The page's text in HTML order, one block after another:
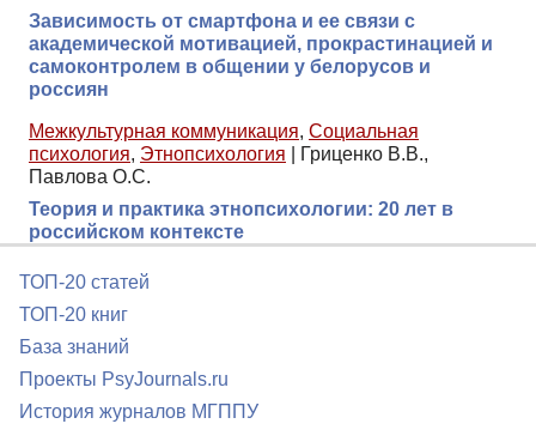
Зависимость от смартфона и ее связи c
академической мотивацией, прокрастинацией и
самоконтролем в общении у белорусов и
россиян
Межкультурная коммуникация, Социальная
психология, Этнопсихология
Гриценко В.В.,
Павлова О.С.
Теория и практика этнопсихологии: 20 лет в
российском контексте
ТОП-20 статей
ТОП-20 книг
База знаний
Проекты PsyJournals.ru
История журналов МГППУ